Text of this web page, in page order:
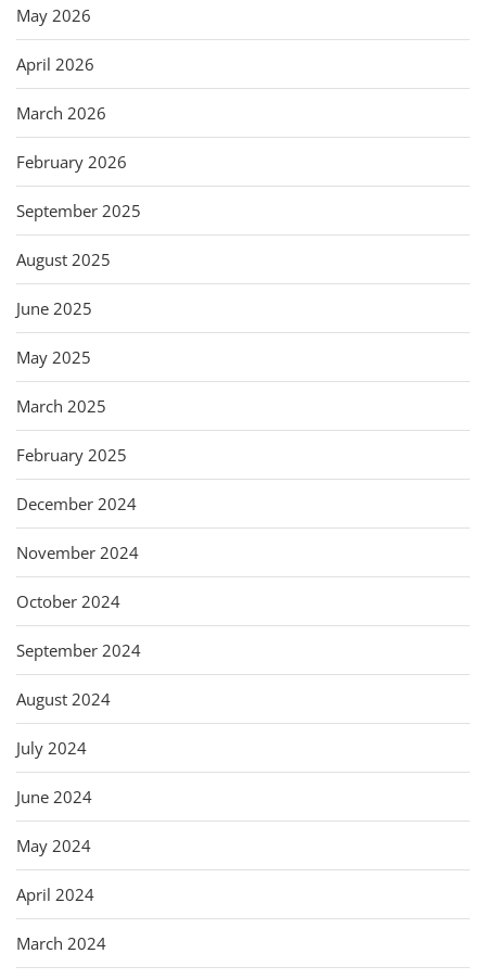
May 2026
April 2026
March 2026
February 2026
September 2025
August 2025
June 2025
May 2025
March 2025
February 2025
December 2024
November 2024
October 2024
September 2024
August 2024
July 2024
June 2024
May 2024
April 2024
March 2024